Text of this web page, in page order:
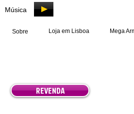
Música
Sobre Loja em Lisboa Mega
REVENDA